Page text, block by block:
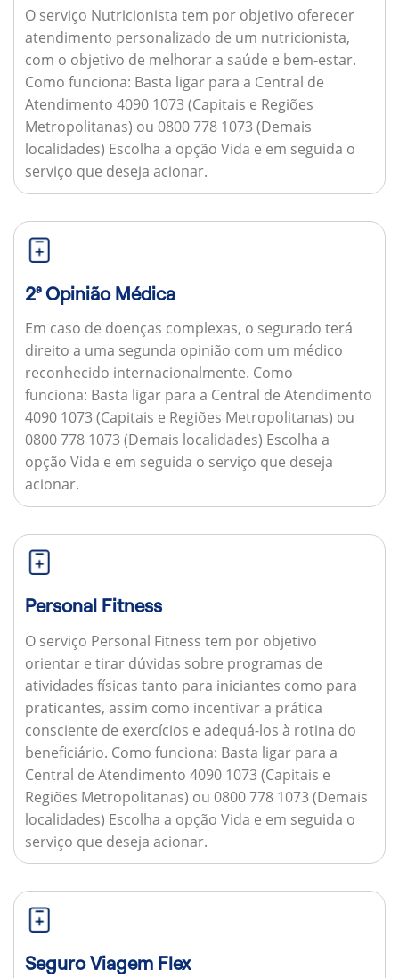
O serviço Nutricionista tem por objetivo oferecer
atendimento personalizado de um nutricionista,
com o objetivo de melhorar a saúde e bem-estar.
Como funciona: Basta ligar para a Central de
Atendimento 4090 1073 (Capitais e Regiões
Metropolitanas) ou 0800 778 1073 (Demais
localidades) Escolha a opção Vida e em seguida o
serviço que deseja acionar.
2ª Opinião Médica
Em caso de doenças complexas, o segurado terá
direito a uma segunda opinião com um médico
reconhecido internacionalmente. Como
funciona: Basta ligar para a Central de Atendimento
4090 1073 (Capitais e Regiões Metropolitanas) ou
0800 778 1073 (Demais localidades) Escolha a
opção Vida e em seguida o serviço que deseja
acionar.
Personal Fitness
O serviço Personal Fitness tem por objetivo
orientar e tirar dúvidas sobre programas de
atividades físicas tanto para iniciantes como para
praticantes, assim como incentivar a prática
consciente de exercícios e adequá-los à rotina do
beneficiário. Como funciona: Basta ligar para a
Central de Atendimento 4090 1073 (Capitais e
Regiões Metropolitanas) ou 0800 778 1073 (Demais
localidades) Escolha a opção Vida e em seguida o
serviço que deseja acionar.
Seguro Viagem Flex